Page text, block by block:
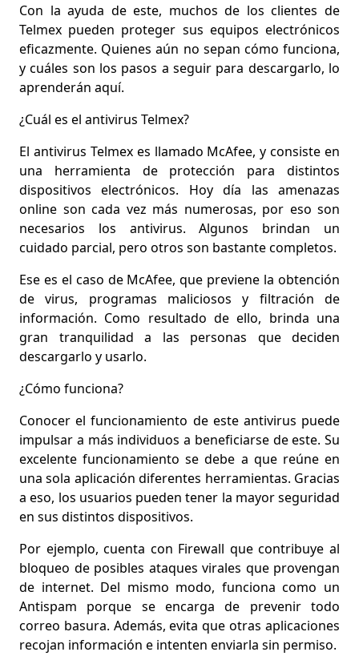
Con la ayuda de este, muchos de losclientes de
Telmex pueden proteger sus equipos electrónicos
eficazmente. Quienes aún no sepan cómo funciona,
y cuáles son los pasos a seguir para descargarlo, lo
aprenderán aquí.
¿Cuál es el antivirus Telmex?
El antivirus Telmex es llamado McAfee, y consiste en
una herramienta de protección para distintos
dispositivos electrónicos. Hoy día las amenazas
online son cada vez más numerosas, por eso son
necesarios los antivirus. Algunos brindan un
cuidado parcial, pero otros son bastante completos.
Ese es el caso de McAfee, que previene la obtención
de virus, programas maliciosos y filtración de
información. Como resultado de ello, brinda una
gran tranquilidad a las personas que deciden
descargarlo y usarlo.
¿Cómo funciona?
Conocer el funcionamiento de este antivirus puede
impulsar a más individuos a beneficiarse de este. Su
excelente funcionamiento se debe a que reúne en
una sola aplicación diferentes herramientas. Gracias
a eso, los usuarios pueden tener la mayor seguridad
en sus distintos dispositivos.
Por ejemplo, cuenta con Firewall que contribuye al
bloqueo de posibles ataques virales que provengan
de internet. Del mismo modo, funciona como un
Antispam porque se encarga de prevenir todo
correo basura. Además, evita que otras aplicaciones
recojan información e intenten enviarla sin permiso.